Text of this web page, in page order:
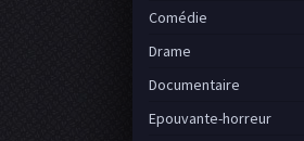
Comédie
Drame
Documentaire
Epouvante-horreur